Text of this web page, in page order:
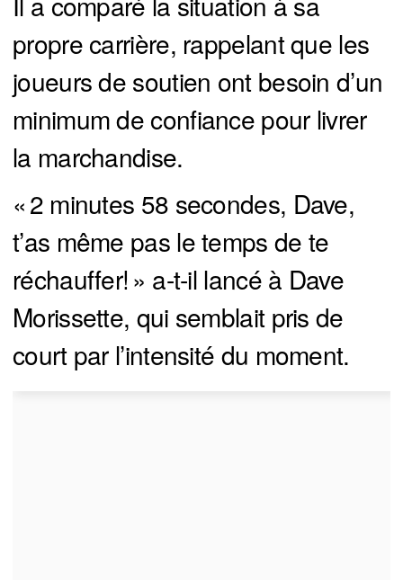
propre carrière, rappelant que les
joueurs de soutien ont besoin d’un
minimum de confiance pour livrer
la marchandise.
« 2 minutes 58 secondes, Dave,
t’as même pas le temps de te
réchauffer! » a-t-il lancé à Dave
Morissette, qui semblait pris de
court par l’intensité du moment.